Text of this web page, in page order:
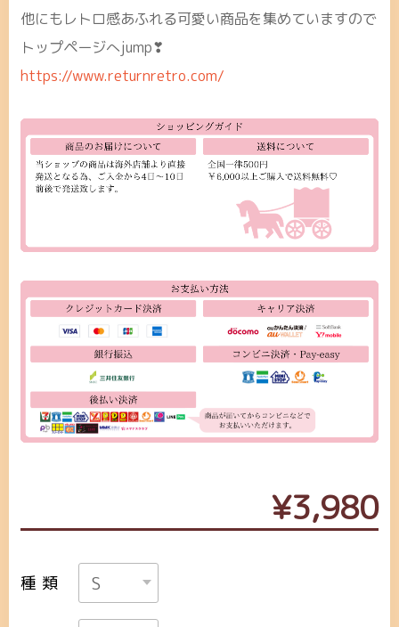
他にもレトロ感あふれる可愛い商品を集めていますので
トップページへjump❣
https://www.returnretro.com/
¥3,980
種類